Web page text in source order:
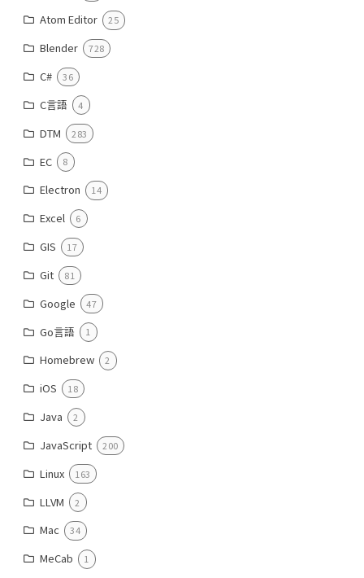
Atom Editor 25
Blender 728
C# 36
C言語 4
DTM 283
EC 8
Electron 14
Excel 6
GIS 17
Git 81
Google 47
Go言語 1
Homebrew 2
iOS 18
Java 2
JavaScript 200
Linux 163
LLVM 2
Mac 34
MeCab 1